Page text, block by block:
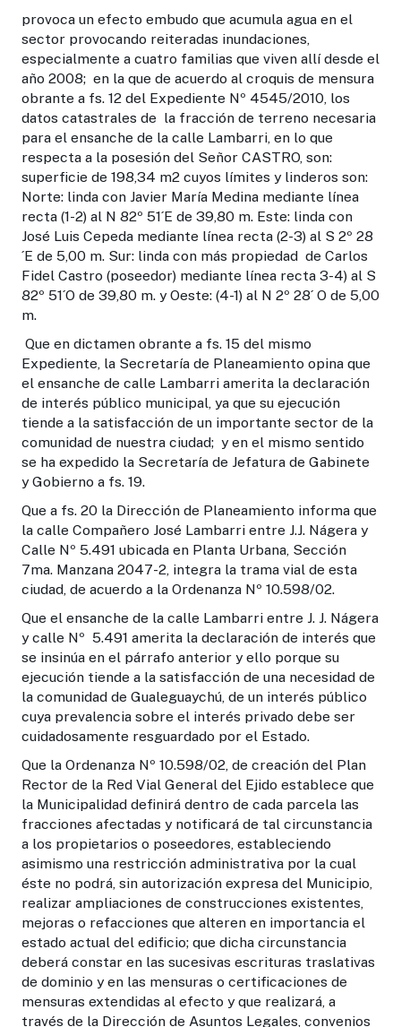
provoca un efecto embudo que acumula agua en el
sector provocando reiteradas inundaciones,
especialmente a cuatro familias que viven allí desde el
año 2008; en la que de acuerdo al croquis de mensura
obrante a fs. 12 del Expediente Nº 4545/2010, los
datos catastrales de la fracción de terreno necesaria
para el ensanche de la calle Lambarri, en lo que
respecta a la posesión del Señor CASTRO, son:
superficie de 198,34 m2 cuyos límites y linderos son:
Norte: linda con Javier María Medina mediante línea
recta (1-2) al N 82º 51´E de 39,80 m. Este: linda con
José Luis Cepeda mediante línea recta (2-3) al S 2º 28
´E de 5,00 m. Sur: linda con más propiedad de Carlos
Fidel Castro (poseedor) mediante línea recta 3-4) al S
82º 51´O de 39,80 m. y Oeste: (4-1) al N 2º 28´ O de 5,00
m.
Que en dictamen obrante a fs. 15 del mismo
Expediente, la Secretaría de Planeamiento opina que
el ensanche de calle Lambarri amerita la declaración
de interés público municipal, ya que su ejecución
tiende a la satisfacción de un importante sector de la
comunidad de nuestra ciudad; y en el mismo sentido
se ha expedido la Secretaría de Jefatura de Gabinete
y Gobierno a fs. 19.
Que a fs. 20 la Dirección de Planeamiento informa que
la calle Compañero José Lambarri entre J.J. Nágera y
Calle Nº 5.491 ubicada en Planta Urbana, Sección
7ma. Manzana 2047-2, integra la trama vial de esta
ciudad, de acuerdo a la Ordenanza Nº 10.598/02.
Que el ensanche de la calle Lambarri entre J. J. Nágera
y calle Nº 5.491 amerita la declaración de interés que
se insinúa en el párrafo anterior y ello porque su
ejecución tiende a la satisfacción de una necesidad de
la comunidad de Gualeguaychú, de un interés público
cuya prevalencia sobre el interés privado debe ser
cuidadosamente resguardado por el Estado.
Que la Ordenanza Nº 10.598/02, de creación del Plan
Rector de la Red Vial General del Ejido establece que
la Municipalidad definirá dentro de cada parcela las
fracciones afectadas y notificará de tal circunstancia
a los propietarios o poseedores, estableciendo
asimismo una restricción administrativa por la cual
éste no podrá, sin autorización expresa del Municipio,
realizar ampliaciones de construcciones existentes,
mejoras o refacciones que alteren en importancia el
estado actual del edificio; que dicha circunstancia
deberá constar en las sucesivas escrituras traslativas
de dominio y en las mensuras o certificaciones de
mensuras extendidas al efecto y que realizará, a
través de la Dirección de Asuntos Legales, convenios